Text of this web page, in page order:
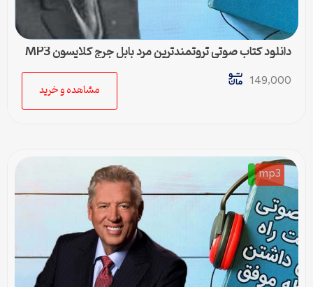
دانلود کتاب صوتی ثروتمندترین مرد بابل جرج کلایسون MP3
149,000
مشاهده و خرید
mp3